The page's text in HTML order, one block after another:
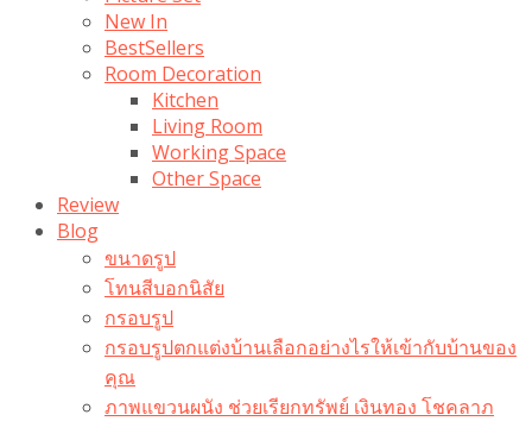
New In
BestSellers
Room Decoration
Kitchen
Living Room
Working Space
Other Space
Review
Blog
ขนาดรูป
โทนสีบอกนิสัย
กรอบรูป
กรอบรูปตกแต่งบ้านเลือกอย่างไรให้เข้ากับบ้านของ
คุณ
ภาพแขวนผนัง ช่วยเรียกทรัพย์ เงินทอง โชคลาภ